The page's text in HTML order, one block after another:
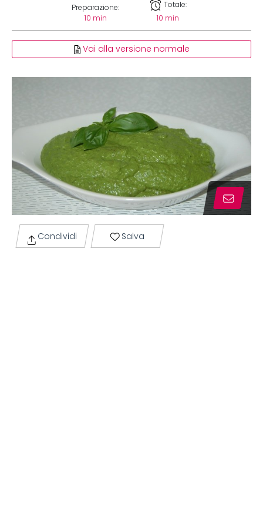
Preparazione:
10 min
Totale:
10 min
Vai alla versione normale
Condividi Salva